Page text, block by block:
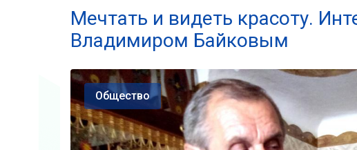
Мечтать и видеть красоту.
Владимиром Байковым
Общество